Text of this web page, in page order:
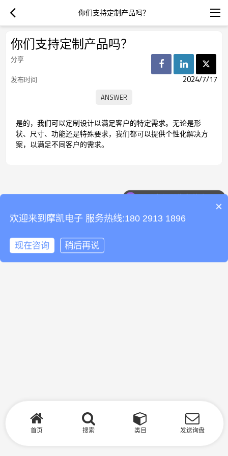
你们支持定制产品吗？
你们支持定制产品吗？
分享
发布时间
2024/7/17
是的，我们可以定制设计以满足客户的特定需求。无论是形
状、尺寸、功能还是特殊要求，我们都可以提供个性化解决方
案，以满足不同客户的需求。
首页 搜索 类目 发送询盘
×
欢迎来到摩凯电子 服务热线:180 2913 1896
现在咨询 稍后再说